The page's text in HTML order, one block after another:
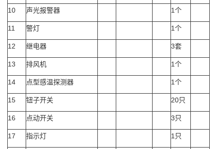
10 声光报警器 1个
11 警灯 1个
12 继电器 3套
13 排风机 1个
14 点型感温探测器 1个
15 钮子开关 20只
16 点动开关 3只
17 指示灯 1只